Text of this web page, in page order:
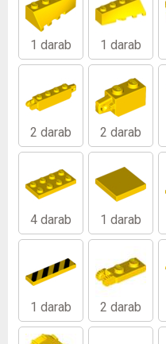
1 darab 1 darab
2 darab 2 darab
4 darab 1 darab
1 darab 2 darab